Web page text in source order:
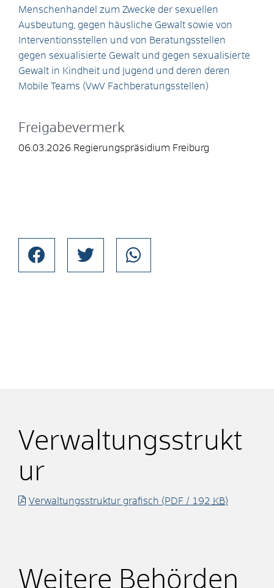
Menschenhandel zum Zwecke der sexuellen
Ausbeutung, gegen häusliche Gewalt sowie von
Interventionsstellen und von Beratungsstellen
gegen sexualisierte Gewalt und gegen sexualisierte
Gewalt in Kindheit und Jugend und deren deren
Mobile Teams (VwV Fachberatungsstellen)
Freigabevermerk
06.03.2026 Regierungspräsidium Freiburg
Verwaltungsstrukt
ur
Verwaltungsstruktur grafisch (PDF / 192 KB)
Weitere Behörden